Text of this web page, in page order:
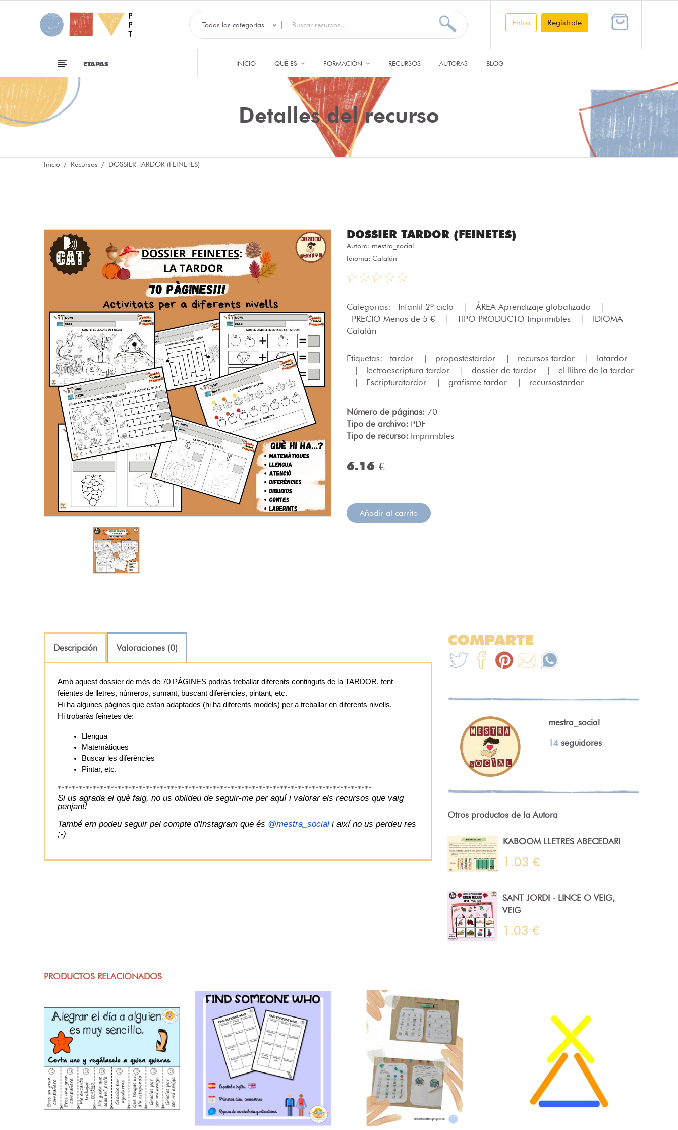
Todas las categorías Entra Regístrate
ETAPAS INICIO QUÉ ES FORMACIÓN RECURSOS AUTORAS BLOG
Detalles del recurso
Inicio Recursos DOSSIER TARDOR (FEINETES)
DOSSIER TARDOR (FEINETES)
Autora: mestra_social
Idioma: Catalán
Categorias: Infantil 2º ciclo ÁREA Aprendizaje globalizado
PRECIO Menos de 5 €
TIPO PRODUCTO Imprimibles
IDIOMA
Catalán
Etiquetas: tardor propostestardor recursos tardor
latardor
lectroescriptura tardor dossier de tardor
el llibre de la tardor
Escripturatardor grafisme tardor recursostardor
Número de páginas: 70
Tipo de archivo: PDF
Tipo de recurso: Imprimibles
6.16 €
Añadir al carrito
Descripción Valoraciones (0)
Amb aquest dossier de més de 70 PÀGINES podràs treballar diferents continguts de la TARDOR, fent
feientes de lletres, números, sumant, buscant diferències, pintant, etc.
Hi ha algunes pàgines que estan adaptades (hi ha diferents models) per a treballar en diferents nivells.
Hi trobaràs feinetes de:
Llengua
Matemàtiques
Buscar les diferències
Pintar, etc.
*****************************************************************************************
Si us agrada el què faig, no us oblideu de seguir-me per aquí i valorar els recursos que vaig
penjant!
També em podeu seguir pel compte d'Instagram que és @mestra_social i així no us perdeu res
;-)
COMPARTE
mestra_social
14 seguidores
Otros productos de la Autora
KABOOM LLETRES ABECEDARI
1.03 €
SANT JORDI - LINCE O VEIG,
VEIG
1.03 €
PRODUCTOS RELACIONADOS